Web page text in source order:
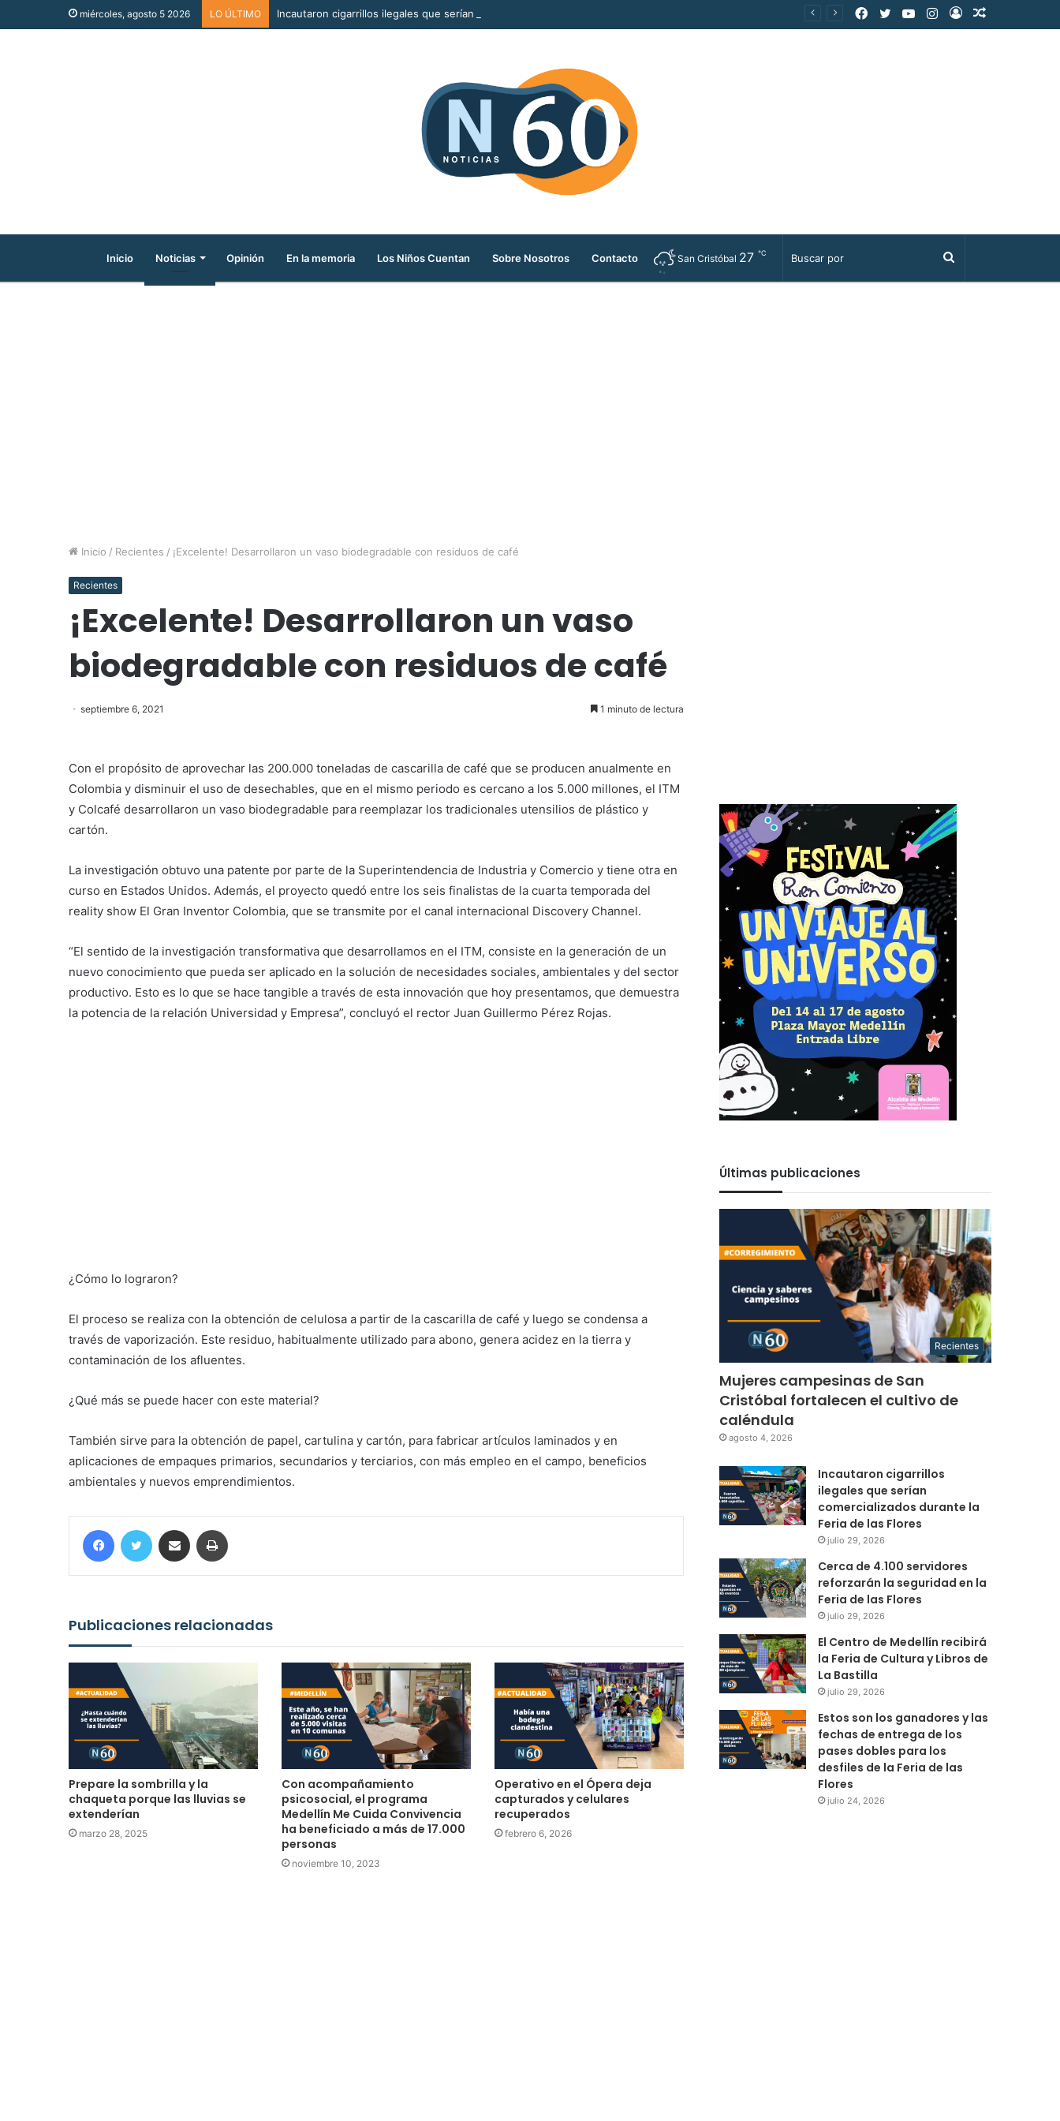
miércoles, agosto 5 2026 LO ÚLTIMO Incautaron cigarrillos ilegales que serían comercializados durante la Feria de las Flores
Publicación
Acceso
Instagram
YouTube
Twitter
Facebook
Inicio Noticias Opinión En la memoria Los Niños Cuentan Sobre Nosotros Contacto Buscar
San Cristóbal 27 ℃
Inicio / Recientes / ¡Excelente! Desarrollaron un vaso biodegradable con residuos de café
Recientes
¡Excelente! Desarrollaron un vaso
biodegradable con residuos de café
septiembre 6, 2021 1 minuto de lectura
Con el propósito de aprovechar las 200.000 toneladas de cascarilla de café que se producen anualmente en
Colombia y disminuir el uso de desechables, que en el mismo periodo es cercano a los 5.000 millones, el ITM
y Colcafé desarrollaron un vaso biodegradable para reemplazar los tradicionales utensilios de plástico y
cartón.
La investigación obtuvo una patente por parte de la Superintendencia de Industria y Comercio y tiene otra en
curso en Estados Unidos. Además, el proyecto quedó entre los seis finalistas de la cuarta temporada del
reality show El Gran Inventor Colombia, que se transmite por el canal internacional Discovery Channel.
“El sentido de la investigación transformativa que desarrollamos en el ITM, consiste en la generación de un
nuevo conocimiento que pueda ser aplicado en la solución de necesidades sociales, ambientales y del sector
productivo. Esto es lo que se hace tangible a través de esta innovación que hoy presentamos, que demuestra
la potencia de la relación Universidad y Empresa”, concluyó el rector Juan Guillermo Pérez Rojas.
¿Cómo lo lograron?
El proceso se realiza con la obtención de celulosa a partir de la cascarilla de café y luego se condensa a
través de vaporización. Este residuo, habitualmente utilizado para abono, genera acidez en la tierra y
contaminación de los afluentes.
¿Qué más se puede hacer con este material?
También sirve para la obtención de papel, cartulina y cartón, para fabricar artículos laminados y en
aplicaciones de empaques primarios, secundarios y terciarios, con más empleo en el campo, beneficios
ambientales y nuevos emprendimientos.
FacebookTwitter Compartir por correo electrónico
Publicaciones relacionadas
Prepare la sombrilla y la
chaqueta porque las lluvias se
extenderían
marzo 28, 2025
Con acompañamiento
psicosocial, el programa
Medellín Me Cuida Convivencia
ha beneficiado a más de 17.000
personas
noviembre 10, 2023
Operativo en el Ópera deja
capturados y celulares
recuperados
febrero 6, 2026
Últimas publicaciones
Recientes
Mujeres campesinas de San
Cristóbal fortalecen el cultivo de
caléndula
agosto 4, 2026
Incautaron cigarrillos
ilegales que serían
comercializados durante la
Feria de las Flores
julio 29, 2026
Cerca de 4.100 servidores
reforzarán la seguridad en la
Feria de las Flores
julio 29, 2026
El Centro de Medellín recibirá
la Feria de Cultura y Libros de
La Bastilla
julio 29, 2026
Estos son los ganadores y las
fechas de entrega de los
pases dobles para los
desfiles de la Feria de las
Flores
julio 24, 2026